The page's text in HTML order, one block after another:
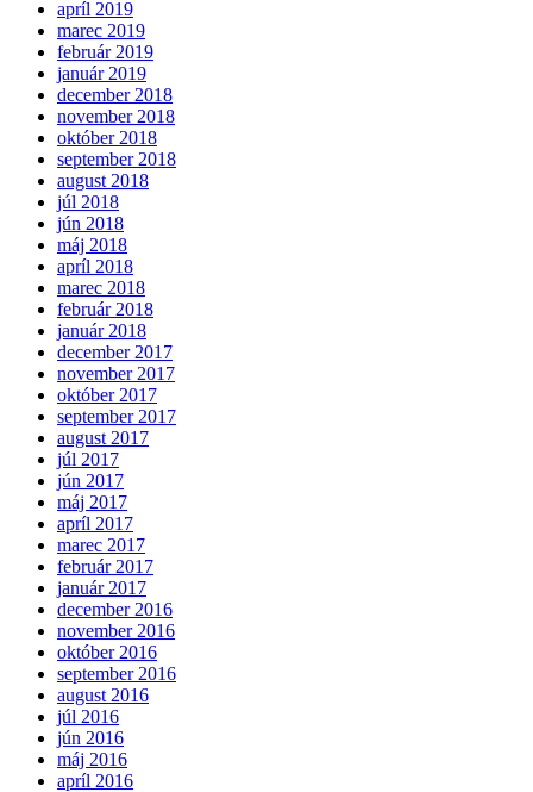
apríl 2019
marec 2019
február 2019
január 2019
december 2018
november 2018
október 2018
september 2018
august 2018
júl 2018
jún 2018
máj 2018
apríl 2018
marec 2018
február 2018
január 2018
december 2017
november 2017
október 2017
september 2017
august 2017
júl 2017
jún 2017
máj 2017
apríl 2017
marec 2017
február 2017
január 2017
december 2016
november 2016
október 2016
september 2016
august 2016
júl 2016
jún 2016
máj 2016
apríl 2016